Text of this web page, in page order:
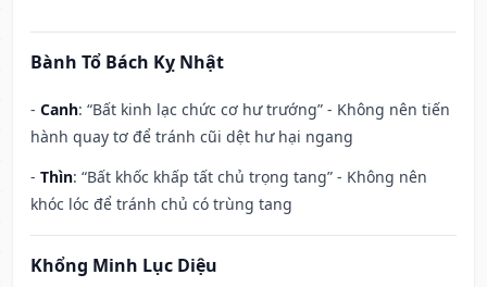
Bành Tổ Bách Kỵ Nhật
- Canh: “Bất kinh lạc chức cơ hư trướng” - Không nên tiến
hành quay tơ để tránh cũi dệt hư hại ngang
- Thìn: “Bất khốc khấp tất chủ trọng tang” - Không nên
khóc lóc để tránh chủ có trùng tang
Khổng Minh Lục Diệu